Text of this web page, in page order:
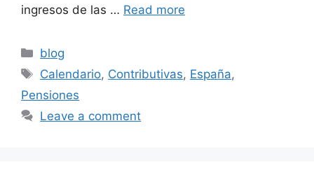
ingresos de las … Read more
Categories
blog
Tags
Calendario, Contributivas, España,
Pensiones
Leave a comment